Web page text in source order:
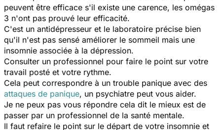
peuvent être efficace s'il existe une carence, les omégas
3 n'ont pas prouvé leur efficacité.
C'est un antidépresseur et le laboratoire précise bien
qu'il n'est pas sensé améliorer le sommeil mais une
insomnie associée à la dépression.
Consulter un professionnel pour faire le point sur votre
travail posté et votre rythme.
Cela peut correspondre à un trouble panique avec des
attaques de panique, un psychiatre peut vous aider.
Je ne peux pas vous répondre cela dit le mieux est de
passer par un professionnel de la santé mentale.
Il faut refaire le point sur le départ de votre insomnie et